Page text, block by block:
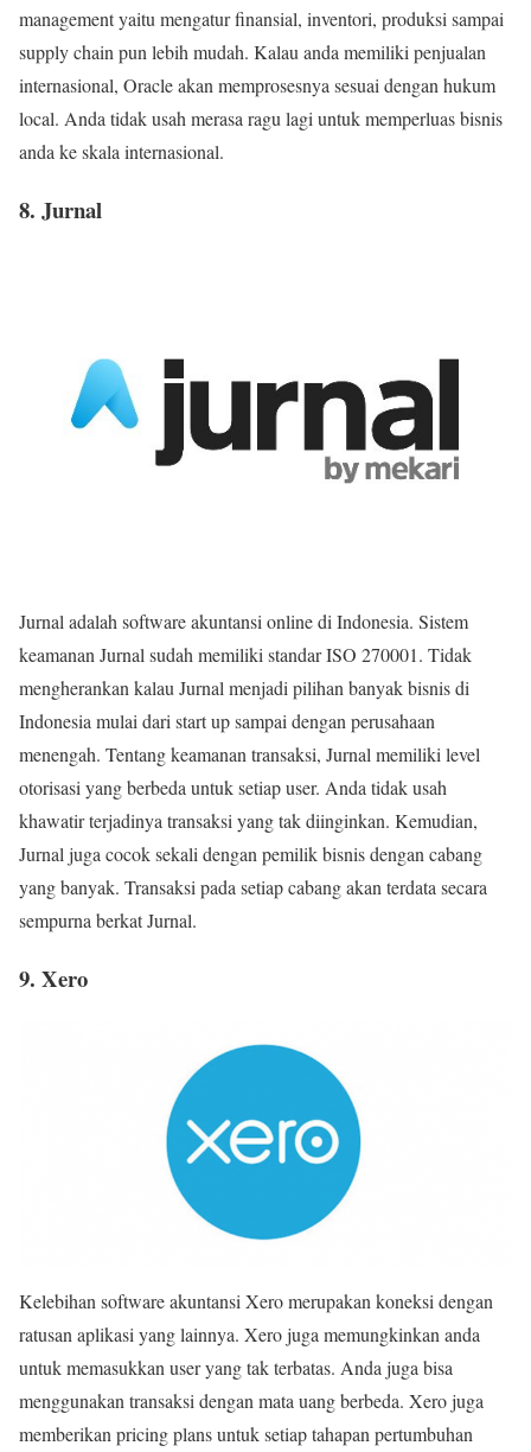
management yaitu mengatur finansial, inventori, produksi sampai
supply chain pun lebih mudah. Kalau anda memiliki penjualan
internasional, Oracle akan memprosesnya sesuai dengan hukum
local. Anda tidak usah merasa ragu lagi untuk memperluas bisnis
anda ke skala internasional.
8. Jurnal
Jurnal adalah software akuntansi online di Indonesia. Sistem
keamanan Jurnal sudah memiliki standar ISO 270001. Tidak
mengherankan kalau Jurnal menjadi pilihan banyak bisnis di
Indonesia mulai dari start up sampai dengan perusahaan
menengah. Tentang keamanan transaksi, Jurnal memiliki level
otorisasi yang berbeda untuk setiap user. Anda tidak usah
khawatir terjadinya transaksi yang tak diinginkan. Kemudian,
Jurnal juga cocok sekali dengan pemilik bisnis dengan cabang
yang banyak. Transaksi pada setiap cabang akan terdata secara
sempurna berkat Jurnal.
9. Xero
Kelebihan software akuntansi Xero merupakan koneksi dengan
ratusan aplikasi yang lainnya. Xero juga memungkinkan anda
untuk memasukkan user yang tak terbatas. Anda juga bisa
menggunakan transaksi dengan mata uang berbeda. Xero juga
memberikan pricing plans untuk setiap tahapan pertumbuhan